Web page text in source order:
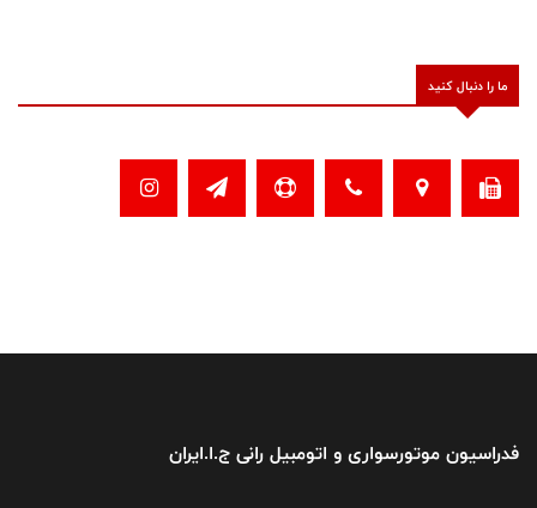
ما را دنبال کنید
فدراسیون موتورسواری و اتومبیل رانی ج.ا.ایران